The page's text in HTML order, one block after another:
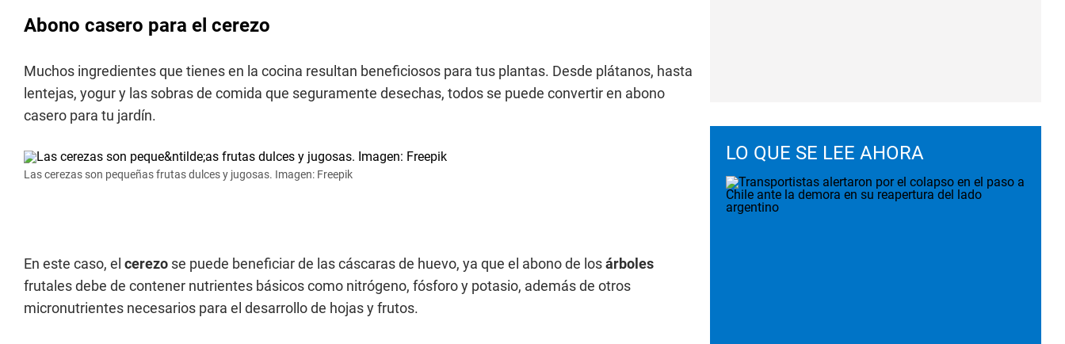
Abono casero para el cerezo
Muchos ingredientes que tienes en la cocina resultan beneficiosos para tus plantas. Desde plátanos, hasta
lentejas, yogur y las sobras de comida que seguramente desechas, todos se puede convertir en abono
casero para tu jardín.
Las cerezas son pequeñas frutas dulces y jugosas. Imagen: Freepik
En este caso, el cerezo se puede beneficiar de las cáscaras de huevo, ya que el abono de losárboles
frutales debe de contener nutrientes básicos como nitrógeno, fósforo y potasio, además de otros
micronutrientes necesarios para el desarrollo de hojas y frutos.
LO QUE SE LEE AHORA